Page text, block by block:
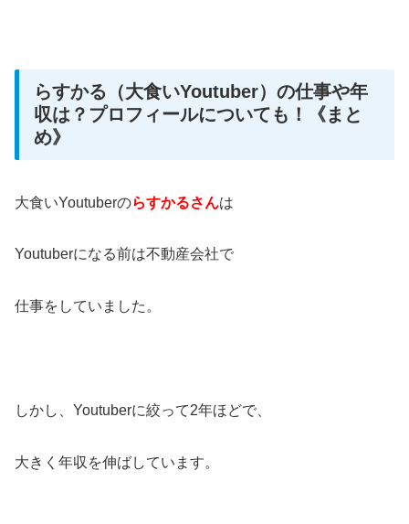
らすかる（大食いYoutuber）の仕事や年
収は？プロフィールについても！《まと
め》
大食いYoutuberのらすかるさんは
Youtuberになる前は不動産会社で
仕事をしていました。
しかし、Youtuberに絞って2年ほどで、
大きく年収を伸ばしています。